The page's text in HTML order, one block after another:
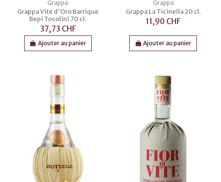
Grappa
Grappa Vite d'Oro Barrique
Bepi Tosolini 70 cl.
37,73 CHF
Ajouter au panier
Grappa
Grappa La Ticinella 20 cl.
11,90 CHF
Ajouter au panier